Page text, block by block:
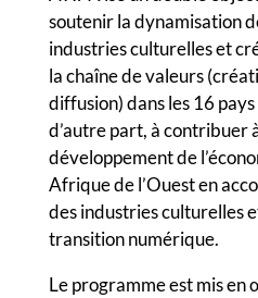
soutenir la dynamisation
industries culturelles et
la chaîne de valeurs
diffusion) dans les 16
d’autre part, à contribuer
développement de
Afrique de l’Ouest en
des industries culturelles
transition numérique.
Le programme est mis